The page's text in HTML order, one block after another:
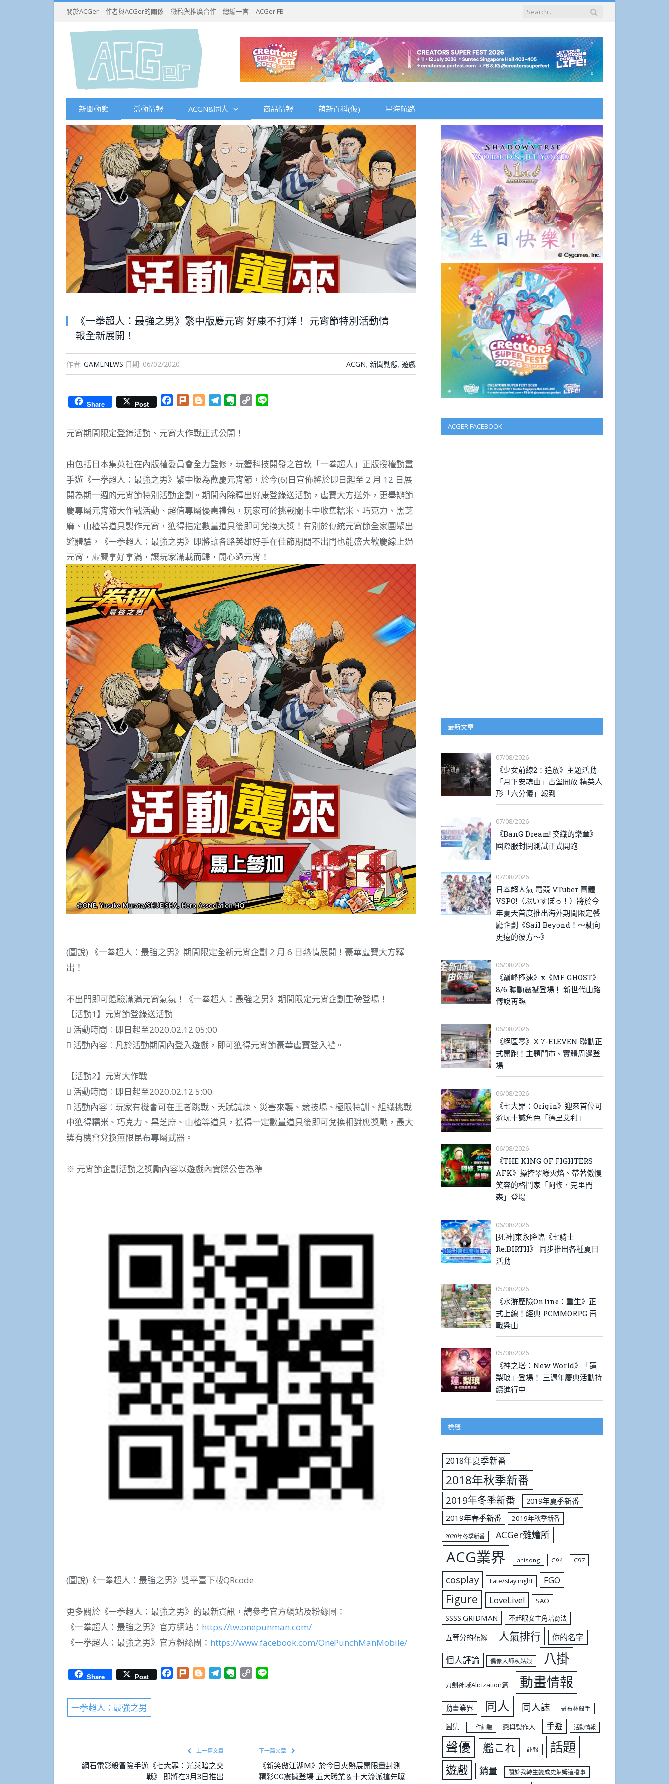
關於ACGer 作者與ACGer的關係 徵稿與推廣合作 總編一言 ACGer FB
新聞動態 活動情報 ACGN&同人 商品情報 萌新百科(仮) 星海航路
《一拳超人：最強之男》繁中版慶元宵 好康不打烊！ 元宵節特別活動情
報全新展開！
作者: GAMENEWS 日期: 06/02/2020 ACGN, 新聞動態, 遊戲
Share Post Facebook
Plurk BloggerTelegramEvernote
Copy
元宵期間限定登錄活動、元宵大作戰正式公開！
由包括日本集英社在內版權委員會全力監修，玩蟹科技開發之首款「一拳超人」正版授權動畫
手遊《一拳超人：最強之男》繁中版為歡慶元宵節，於今(6)日宣佈將於即日起至 2 月 12 日展
開為期一週的元宵節特別活動企劃。期間內除釋出好康登錄送活動，虛寶大方送外，更舉辦節
慶專屬元宵節大作戰活動、超值專屬優惠禮包，玩家可於挑戰關卡中收集糯米、巧克力、黑芝
麻、山楂等道具製作元宵，獲得指定數量道具後即可兌換大獎！有別於傳統元宵節全家團聚出
遊體驗，《一拳超人：最強之男》即將讓各路英雄好手在佳節期間不出門也能盛大歡慶線上過
元宵，虛寶拿好拿滿，讓玩家滿載而歸，開心過元宵！
(圖說) 《一拳超人：最強之男》期間限定全新元宵企劃 2 月 6 日熱情展開！豪華虛寶大方釋
出！
不出門即可體驗滿滿元宵氣氛！《一拳超人：最強之男》期間限定元宵企劃重磅登場！
【活動1】元宵節登錄送活動
 活動時間：即日起至2020.02.12 05:00
 活動內容：凡於活動期間內登入遊戲，即可獲得元宵節豪華虛寶登入禮。
【活動2】元宵大作戰
 活動時間：即日起至2020.02.12 5:00
 活動內容：玩家有機會可在王者跳戰、天賦試煉、災害來襲、競技場、極限特訓、組織挑戰
中獲得糯米、巧克力、黑芝麻、山楂等道具，獲得一定數量道具後即可兌換相對應獎勵，最大
獎有機會兌換無限昆布專屬武器。
※ 元宵節企劃活動之獎勵內容以遊戲內實際公告為準
(圖說)《一拳超人：最強之男》雙平臺下載QRcode
更多關於《一拳超人：最強之男》的最新資訊，請參考官方網站及粉絲團：
《一拳超人：最強之男》官方網站： https://tw.onepunman.com/
《一拳超人：最強之男》官方粉絲團： https://www.facebook.com/OnePunchManMobile/
Share Post Facebook
Plurk BloggerTelegramEvernote
Copy
一拳超人：最強之男
上一篇文章
網石電影般冒險手遊《七大罪：光與暗之交
戰》 即將在3月3日推出
下一篇文章
《新笑傲江湖M》於今日火熱展開限量封測
精彩CG震撼登場 五大職業＆十大流派搶先曝
ACGER FACEBOOK
最新文章
07/08/2026
《少女前線2：追放》主題活動
「月下安魂曲」古堡開放 精英人
形「六分儀」報到
07/08/2026
《BanG Dream! 交織的樂章》
國際服封閉測試正式開跑
07/08/2026
日本超人氣 電競 VTuber 團體
VSPO!（ぶいすぽっ！）將於今
年夏天首度推出海外期間限定餐
廳企劃《Sail Beyond！～駛向
更遠的彼方～》
06/08/2026
《巔峰極速》x《MF GHOST》
8/6 聯動震撼登場！ 新世代山路
傳說再臨
06/08/2026
《絕區零》X 7-ELEVEN 聯動正
式開跑！主題門市、實體周邊登
場
06/08/2026
《七大罪：Origin》迎來首位可
遊玩十誡角色「德里艾利」
06/08/2026
《THE KING OF FIGHTERS
AFK》操控翠綠火焰、帶著傲慢
笑容的格鬥家「阿修．克里門
森」登場
06/08/2026
[死神]東永降臨《七騎士
Re:BIRTH》 同步推出各種夏日
活動
05/08/2026
《水滸歷險Online：重生》正
式上線！經典 PCMMORPG 再
戰梁山
05/08/2026
《神之塔：New World》「蓮
梨琅」登場！ 三週年慶典活動持
續進行中
標籤
2018年夏季新番
2018年秋季新番
2019年冬季新番
2019年夏季新番
2019年春季新番
2019年秋季新番
2020年冬季新番 ACGer雜燴所
ACG業界 anisong C94 C97
cosplay Fate/stay night FGO
Figure LoveLive! SAO
SSSS.GRIDMAN 不起眼女主角培育法
五等分的花嫁 人氣排行 你的名字
個人評論 偶像大師灰姑娘 八掛
刀劍神域Alicization篇 動畫情報
動畫業界 同人 同人誌 哥布林殺手
圖集 工作細胞 戀與製作人 手遊 活動情報
聲優 艦これ 訃報 話題
遊戲 銷量 關於我轉生變成史萊姆這檔事